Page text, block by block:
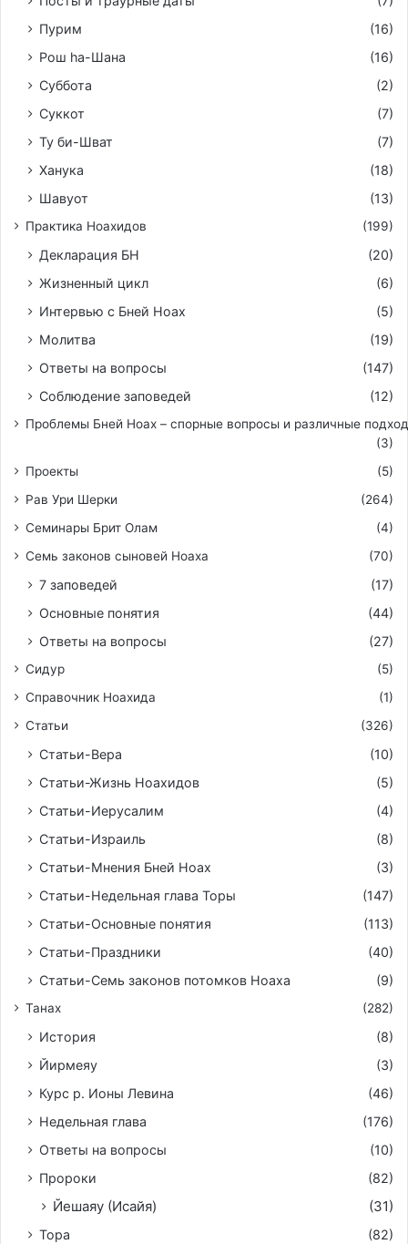
Пурим
(16)
Рош hа-Шана
(16)
Суббота
(2)
Суккот
(7)
Ту би-Шват
(7)
Ханука
(18)
Шавуот
(13)
Практика Ноахидов (199)
Декларация БН
(20)
Жизненный цикл
(6)
Интервью с Бней Ноах
(5)
Молитва
(19)
Ответы на вопросы
(147)
Соблюдение заповедей
(12)
Проблемы Бней Ноах – спорные вопросы и различные
(3)
Проекты
(5)
Рав Ури Шерки
(264)
Семинары Брит Олам
(4)
Семь законов сыновей Ноаха
(70)
7 заповедей
(17)
Основные понятия
(44)
Ответы на вопросы
(27)
Сидур
(5)
Справочник Ноахида
(1)
Статьи
(326)
Статьи-Вера
(10)
Статьи-Жизнь Ноахидов
(5)
Статьи-Иерусалим
(4)
Статьи-Израиль
(8)
Статьи-Мнения Бней Ноах
(3)
Статьи-Недельная глава Торы
(147)
Статьи-Основные понятия
(113)
Статьи-Праздники
(40)
Статьи-Семь законов потомков Ноаха
(9)
Танах (282)
История
(8)
Йирмeяу
(3)
Курс р. Ионы Левина
(46)
Недельная глава
(176)
Ответы на вопросы
(10)
Пророки
(82)
Йешаяу (Исайя) (31)
Тора (82)